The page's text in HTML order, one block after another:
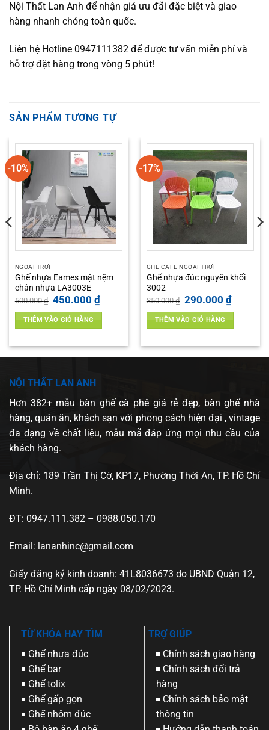
Nội Thất Lan Anh để nhận giá ưu đãi đặc biệt và giao
hàng nhanh chóng toàn quốc.
Liên hệ Hotline 0947111382 để được tư vấn miễn phí và
hỗ trợ đặt hàng trong vòng 5 phút!
SẢN PHẨM TƯƠNG TỰ
-10%
NGOÀI TRỜI
Ghế nhựa Eames mặt nệm
chân nhựa LA3003E
500.000₫ Giá
gốc
là:
500.000 ₫.
450.000 ₫Giá
hiện
tại
450.000 ₫.
THÊM VÀO GIỎ HÀNG
-17%
GHẾ CAFE NGOÀI TRỜI
Ghế nhựa đúc nguyên khối
3002
350.000₫ Giá
gốc
là:
350.000 ₫.
290.000 ₫Giá
hiện
tại
290.000
THÊM VÀO GIỎ HÀNG
NỘI THẤT LAN ANH
Hơn 382+ mẫu bàn ghế cà phê giá rẻ đẹp, bàn ghế nhà
hàng, quán ăn, khách sạn với phong cách hiện đại , vintage
đa dạng về chất liệu, mẫu mã đáp ứng mọi nhu cầu của
khách hàng.
Địa chỉ: 189 Trần Thị Cờ, KP17, Phường Thới An, TP. Hồ Chí
Minh.
ĐT: 0947.111.382 – 0988.050.170
Email: lananhinc@gmail.com
Giấy đăng ký kinh doanh: 41L8036673 do UBND Quận 12,
TP. Hồ Chí Minh cấp ngày 08/02/2023.
TỪ KHÓA HAY TÌM
Ghế nhựa đúc
Ghế bar
Ghế tolix
Ghế gấp gọn
Ghế nhôm đúc
TRỢ GIÚP
Chính sách giao hàng
Chính sách đổi trả
hàng
Chính sách bảo mật
thông tin